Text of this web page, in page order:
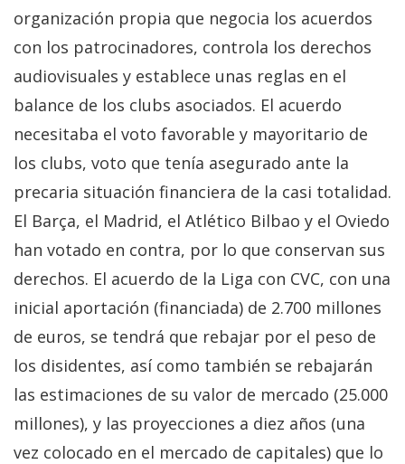
organización propia que negocia los acuerdos
con los patrocinadores, controla los derechos
audiovisuales y establece unas reglas en el
balance de los clubs asociados. El acuerdo
necesitaba el voto favorable y mayoritario de
los clubs, voto que tenía asegurado ante la
precaria situación financiera de la casi totalidad.
El Barça, el Madrid, el Atlético Bilbao y el Oviedo
han votado en contra, por lo que conservan sus
derechos. El acuerdo de la Liga con CVC, con una
inicial aportación (financiada) de 2.700 millones
de euros, se tendrá que rebajar por el peso de
los disidentes, así como también se rebajarán
las estimaciones de su valor de mercado (25.000
millones), y las proyecciones a diez años (una
vez colocado en el mercado de capitales) que lo